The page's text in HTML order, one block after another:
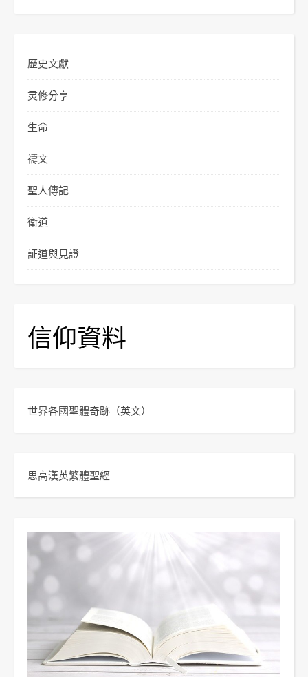
歷史文獻
灵修分享
生命
禱文
聖人傳記
衛道
証道與見證
信仰資料
世界各國聖體奇跡 （英文）
思高漢英繁體聖經